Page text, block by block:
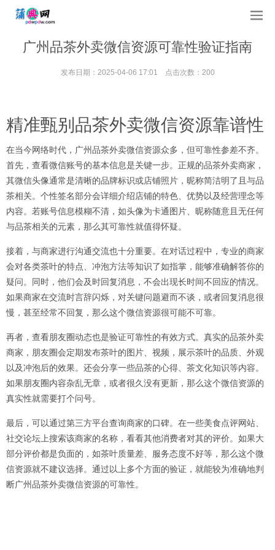
广州品茶外卖微信资源可靠性验证指南
发布日期：2025-04-06 17:01 点击次数：200
精准甄别品茶外卖微信资源靠谱性
在当今网络时代，广州品茶外卖微信资源众多，但可靠性参差不齐。
首先，查看微信账号的基本信息是关键一步。正规的品茶外卖商家，
其微信头像通常是清晰的品牌标识或店铺照片，昵称简洁明了且与品
茶相关。个性签名部分会详细介绍店铺的特色、优势以及经营理念等
内容。若账号信息模糊不清，如头像为卡通图片、昵称随意且无任何
与品茶相关的元素，那么其可靠性就值得怀疑。
接着，与商家进行沟通交流也十分重要。在对话过程中，专业的商家
会对各类茶叶的特点、冲泡方法等知识了如指掌，能够准确解答你的
疑问。同时，他们会及时回复消息，不会出现长时间不回应的情况。
如果商家在交流时言辞闪烁，对关键问题避而不谈，或者回复消息很
慢，甚至经常不回复，那么这个微信资源很可能不可靠。
再者，查看朋友圈动态也是验证可靠性的有效方式。真实的品茶外卖
商家，朋友圈会定期发布茶叶的图片、视频，展示茶叶的品质、外观
以及冲泡后的效果。还会分享一些品茶的心得、茶文化知识等内容。
如果朋友圈内容杂乱无章，或者很久没有更新，那么这个微信资源的
真实性就需要打个问号。
最后，可以通过第三方平台查询商家的口碑。在一些美食点评网站、
社交论坛上搜索该商家的名称，看看其他消费者对其的评价。如果大
部分评价都是负面的，如茶叶质量差、服务态度不好等，那么这个微
信资源就不建议选择。通过以上多个方面的验证，就能较为准确地判
断广州品茶外卖微信资源的可靠性。